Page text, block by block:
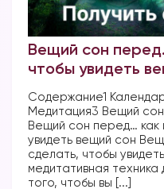
Вещий сон
чтобы увидеть
Содержание1
Медитация3 Вещий
Вещий сон перед… как
увидеть вещий сон
сделать, чтобы
медитативная
того, чтобы вы [...]